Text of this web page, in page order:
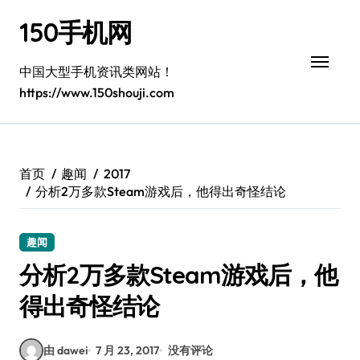
150手机网
中国大型手机资讯类网站！
https://www.150shouji.com
首页 趣闻
2017
分析2万多款Steam游戏后，他得出奇怪结论
趣闻
分析2万多款Steam游戏后，他
得出奇怪结论
由 dawei 7 月 23, 2017 没有评论